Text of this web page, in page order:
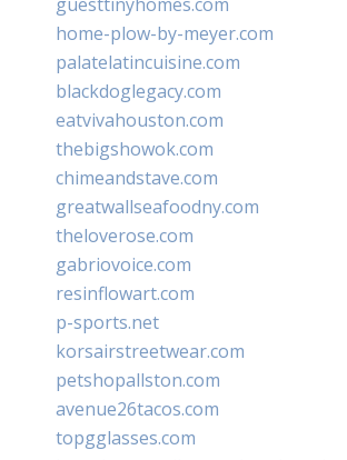
home-plow-by-meyer.com
palatelatincuisine.com
blackdoglegacy.com
eatvivahouston.com
thebigshowok.com
chimeandstave.com
greatwallseafoodny.com
theloverose.com
gabriovoice.com
resinflowart.com
p-sports.net
korsairstreetwear.com
petshopallston.com
avenue26tacos.com
topgglasses.com